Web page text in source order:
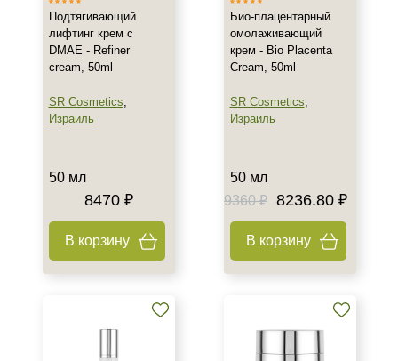
Подтягивающий
лифтинг крем с
DMAE - Refiner
cream, 50ml
SR Cosmetics,
Израиль
50 мл
8470 ₽
В корзину
Био-плацентарный
омолаживающий
крем - Bio Placenta
Cream, 50ml
SR Cosmetics,
Израиль
50 мл
9360 ₽ 8236.80 ₽
В корзину